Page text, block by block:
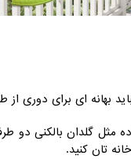
بهانه ‌ای برای دوری
مثل گلدان بالکنی دو
تان کنید.